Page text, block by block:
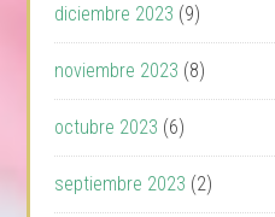
diciembre 2023 (9)
noviembre 2023 (8)
octubre 2023 (6)
septiembre 2023 (2)